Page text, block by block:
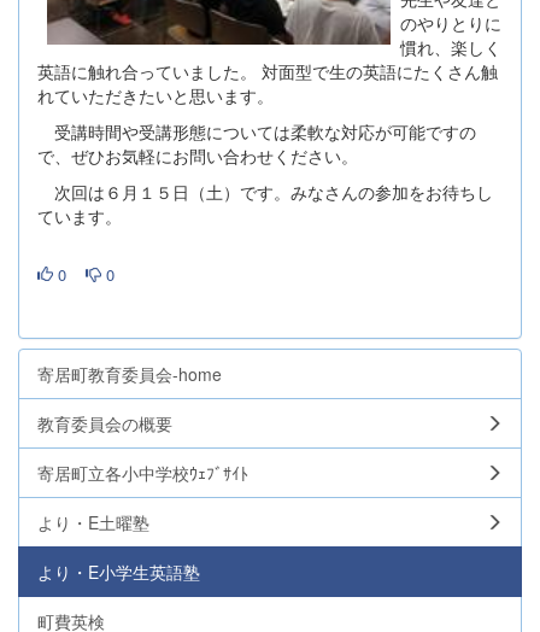
のやりとりに
慣れ、楽しく
英語に触れ合っていました。 対面型で生の英語にたくさん触
れていただきたいと思います。
受講時間や受講形態については柔軟な対応が可能ですの
で、ぜひお気軽にお問い合わせください。
次回は６月１５日（土）です。みなさんの参加をお待ちし
ています。
0 0
寄居町教育委員会-home
教育委員会の概要
寄居町立各小中学校ｳｪﾌﾞｻｲﾄ
より・E土曜塾
より・E小学生英語塾
町費英検